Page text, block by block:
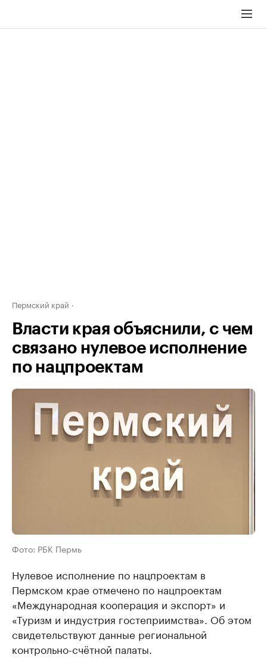
Пермский край
Власти края объяснили, с чем
связано нулевое исполнение
по нацпроектам
Фото: РБК Пермь
Нулевое исполнение по нацпроектам в
Пермском крае отмечено по нацпроектам
«Международная кооперация и экспорт» и
«Туризм и индустрия гостеприимства». Об этом
свидетельствуют данные региональной
контрольно-счётной палаты.